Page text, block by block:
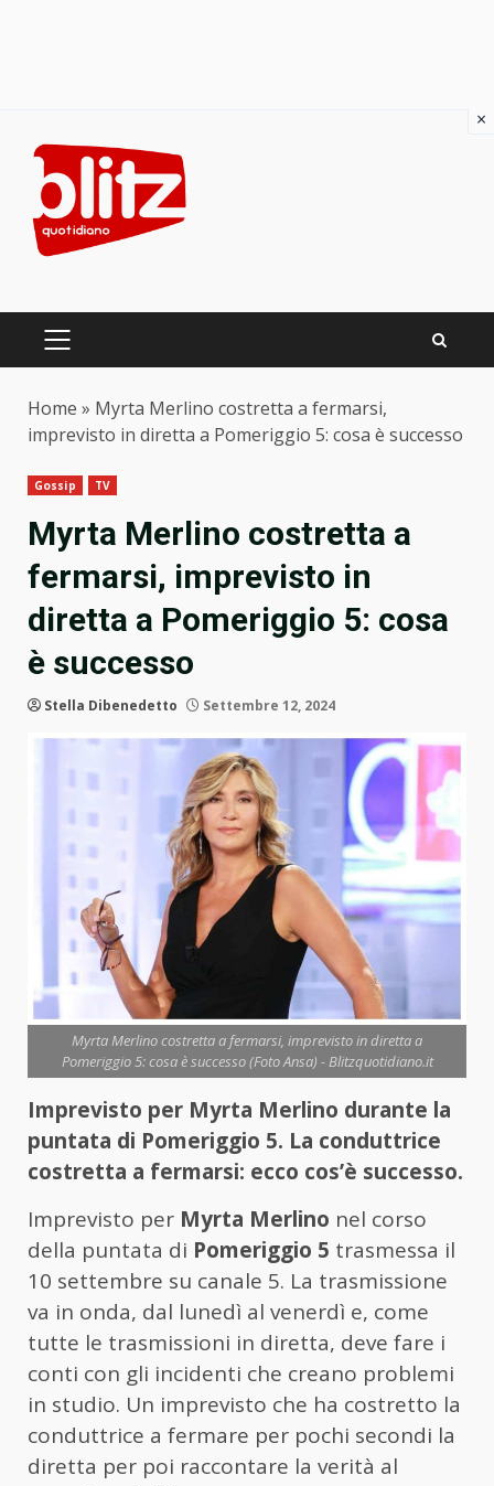
content
PRIMARY
Home » Myrta Merlino costretta a fermarsi,
imprevisto in diretta a Pomeriggio 5: cosa è successo
Gossip TV
Myrta Merlino costretta a
fermarsi, imprevisto in
diretta a Pomeriggio 5: cosa
è successo
Stella Dibenedetto Settembre 12, 2024
Myrta Merlino costretta a fermarsi, imprevisto in diretta a
Pomeriggio 5: cosa è successo (Foto Ansa) - Blitzquotidiano.it
Imprevisto per Myrta Merlino durante la
puntata di Pomeriggio 5. La conduttrice
costretta a fermarsi: ecco cos’è successo.
Imprevisto per Myrta Merlino nel corso
della puntata di Pomeriggio 5 trasmessa il
10 settembre su canale 5. La trasmissione
va in onda, dal lunedì al venerdì e, come
tutte le trasmissioni in diretta, deve fare i
conti con gli incidenti che creano problemi
in studio. Un imprevisto che ha costretto la
conduttrice a fermare per pochi secondi la
diretta per poi raccontare la verità al
×